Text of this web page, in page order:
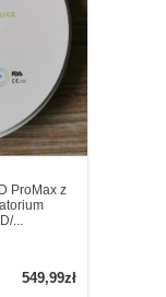
ProMax z
...
549,99zł